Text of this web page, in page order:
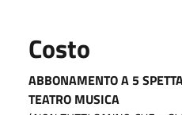
Costo
ABBONAMENTO A 5
TEATRO MUSICA